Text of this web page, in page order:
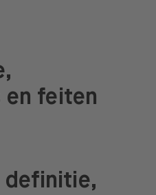
en feiten
definitie,